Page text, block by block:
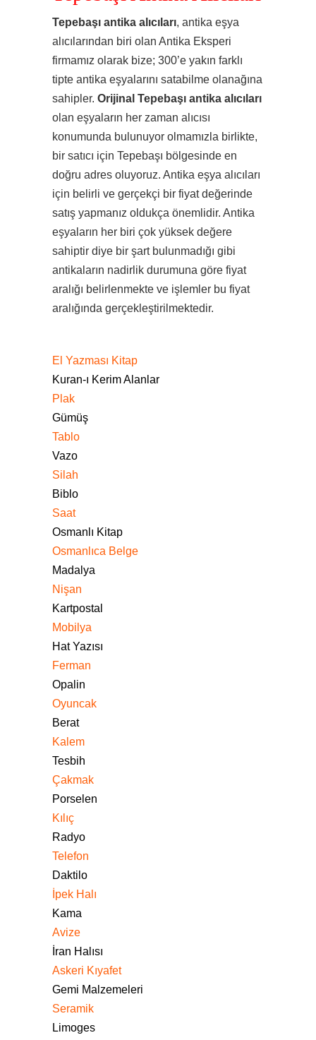
Tepebaşı antika alıcıları, antika eşya
alıcılarından biri olan Antika Eksperi
firmamız olarak bize; 300’e yakın farklı
tipte antika eşyalarını satabilme olanağına
sahipler. Orijinal Tepebaşı antika alıcıları
olan eşyaların her zaman alıcısı
konumunda bulunuyor olmamızla birlikte,
bir satıcı için Tepebaşı bölgesinde en
doğru adres oluyoruz. Antika eşya alıcıları
için belirli ve gerçekçi bir fiyat değerinde
satış yapmanız oldukça önemlidir. Antika
eşyaların her biri çok yüksek değere
sahiptir diye bir şart bulunmadığı gibi
antikaların nadirlik durumuna göre fiyat
aralığı belirlenmekte ve işlemler bu fiyat
aralığında gerçekleştirilmektedir.
El Yazması Kitap
Kuran-ı Kerim Alanlar
Plak
Gümüş
Tablo
Vazo
Silah
Biblo
Saat
Osmanlı Kitap
Osmanlıca Belge
Madalya
Nişan
Kartpostal
Mobilya
Hat Yazısı
Ferman
Opalin
Oyuncak
Berat
Kalem
Tesbih
Çakmak
Porselen
Kılıç
Radyo
Telefon
Daktilo
İpek Halı
Kama
Avize
İran Halısı
Askeri Kıyafet
Gemi Malzemeleri
Seramik
Limoges